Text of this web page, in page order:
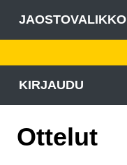
JAOSTOVALIKKO
KIRJAUDU
Ottelut